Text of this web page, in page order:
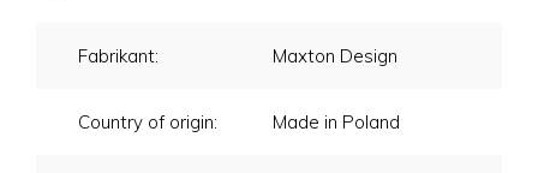
Fabrikant: Maxton Design
Country of origin: Made in Poland